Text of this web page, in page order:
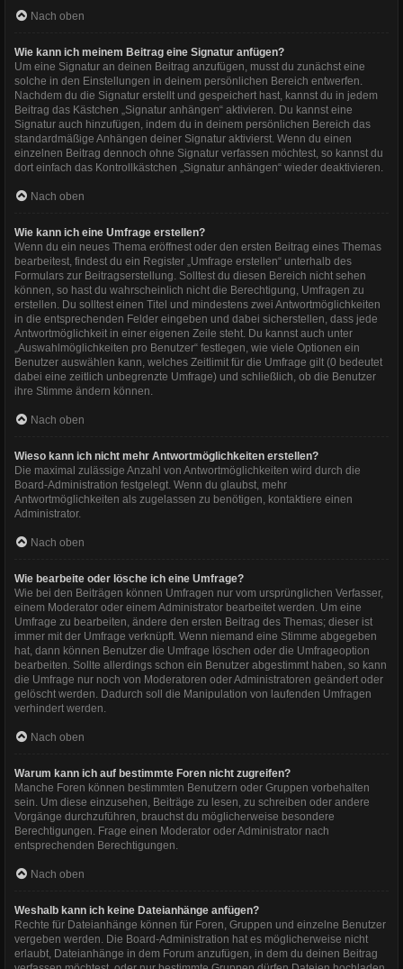
Nach oben
Wie kann ich meinem Beitrag eine Signatur anfügen?
Um eine Signatur an deinen Beitrag anzufügen, musst du zunächst eine
solche in den Einstellungen in deinem persönlichen Bereich entwerfen.
Nachdem du die Signatur erstellt und gespeichert hast, kannst du in jedem
Beitrag das Kästchen „Signatur anhängen“ aktivieren. Du kannst eine
Signatur auch hinzufügen, indem du in deinem persönlichen Bereich das
standardmäßige Anhängen deiner Signatur aktivierst. Wenn du einen
einzelnen Beitrag dennoch ohne Signatur verfassen möchtest, so kannst du
dort einfach das Kontrollkästchen „Signatur anhängen“ wieder deaktivieren.
Nach oben
Wie kann ich eine Umfrage erstellen?
Wenn du ein neues Thema eröffnest oder den ersten Beitrag eines Themas
bearbeitest, findest du ein Register „Umfrage erstellen“ unterhalb des
Formulars zur Beitragserstellung. Solltest du diesen Bereich nicht sehen
können, so hast du wahrscheinlich nicht die Berechtigung, Umfragen zu
erstellen. Du solltest einen Titel und mindestens zwei Antwortmöglichkeiten
in die entsprechenden Felder eingeben und dabei sicherstellen, dass jede
Antwortmöglichkeit in einer eigenen Zeile steht. Du kannst auch unter
„Auswahlmöglichkeiten pro Benutzer“ festlegen, wie viele Optionen ein
Benutzer auswählen kann, welches Zeitlimit für die Umfrage gilt (0 bedeutet
dabei eine zeitlich unbegrenzte Umfrage) und schließlich, ob die Benutzer
ihre Stimme ändern können.
Nach oben
Wieso kann ich nicht mehr Antwortmöglichkeiten erstellen?
Die maximal zulässige Anzahl von Antwortmöglichkeiten wird durch die
Board-Administration festgelegt. Wenn du glaubst, mehr
Antwortmöglichkeiten als zugelassen zu benötigen, kontaktiere einen
Administrator.
Nach oben
Wie bearbeite oder lösche ich eine Umfrage?
Wie bei den Beiträgen können Umfragen nur vom ursprünglichen Verfasser,
einem Moderator oder einem Administrator bearbeitet werden. Um eine
Umfrage zu bearbeiten, ändere den ersten Beitrag des Themas; dieser ist
immer mit der Umfrage verknüpft. Wenn niemand eine Stimme abgegeben
hat, dann können Benutzer die Umfrage löschen oder die Umfrageoption
bearbeiten. Sollte allerdings schon ein Benutzer abgestimmt haben, so kann
die Umfrage nur noch von Moderatoren oder Administratoren geändert oder
gelöscht werden. Dadurch soll die Manipulation von laufenden Umfragen
verhindert werden.
Nach oben
Warum kann ich auf bestimmte Foren nicht zugreifen?
Manche Foren können bestimmten Benutzern oder Gruppen vorbehalten
sein. Um diese einzusehen, Beiträge zu lesen, zu schreiben oder andere
Vorgänge durchzuführen, brauchst du möglicherweise besondere
Berechtigungen. Frage einen Moderator oder Administrator nach
entsprechenden Berechtigungen.
Nach oben
Weshalb kann ich keine Dateianhänge anfügen?
Rechte für Dateianhänge können für Foren, Gruppen und einzelne Benutzer
vergeben werden. Die Board-Administration hat es möglicherweise nicht
erlaubt, Dateianhänge in dem Forum anzufügen, in dem du deinen Beitrag